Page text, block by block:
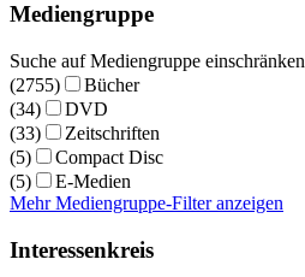
Mediengruppe
Suche auf Mediengruppe einschränken
(2755)
Bücher
(34)
DVD
(33)
Zeitschriften
(5)
Compact Disc
(5)
E-Medien
Mehr Mediengruppe-Filter anzeigen
Interessenkreis